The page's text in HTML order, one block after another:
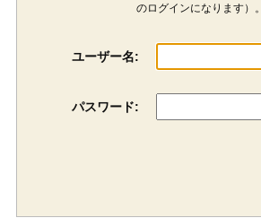
のログインになります）。
ユーザー名:
パスワード: